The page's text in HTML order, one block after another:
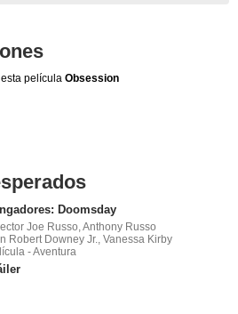
película Obsession
Doomsday
Joe Russo, Anthony Russo
Robert Downey Jr., Vanessa Kirby
- Aventura